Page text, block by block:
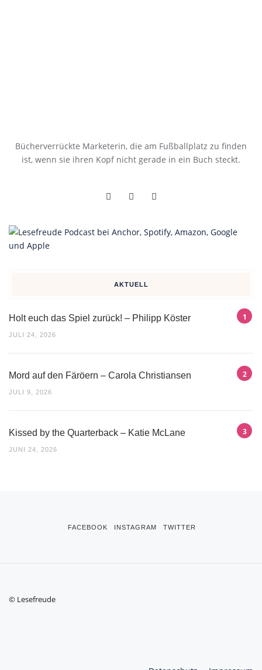
Bücherverrückte Marketerin, die am Fußballplatz zu finden
ist, wenn sie ihren Kopf nicht gerade in ein Buch steckt.
AKTUELL
Holt euch das Spiel zurück! – Philipp Köster
JULI 24, 2026
Mord auf den Färöern – Carola Christiansen
JULI 9, 2026
Kissed by the Quarterback – Katie McLane
JUNI 24, 2026
FACEBOOK INSTAGRAM TWITTER
© Lesefreude